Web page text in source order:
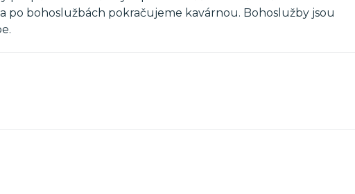
po bohoslužbách pokračujeme kavárnou. Bohoslužby jsou